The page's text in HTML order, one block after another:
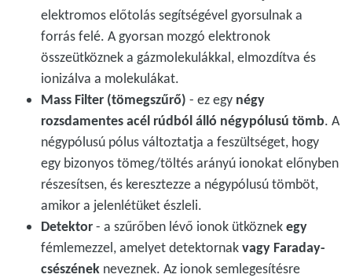
elektromos előtolás segítségével gyorsulnak a
forrás felé. A gyorsan mozgó elektronok
összeütköznek a gázmolekulákkal, elmozdítva és
ionizálva a molekulákat.
Mass Filter (tömegszűrő) - ez egy négy
rozsdamentes acél rúdból álló négypólusú tömb. A
négypólusú pólus változtatja a feszültséget, hogy
egy bizonyos tömeg/töltés arányú ionokat előnyben
részesítsen, és keresztezze a négypólusú tömböt,
amikor a jelenlétüket észleli.
Detektor- a szűrőben lévő ionok ütköznekegy
fémlemezzel, amelyet detektornakvagy Faraday-
csészének neveznek. Az ionok semlegesítésre